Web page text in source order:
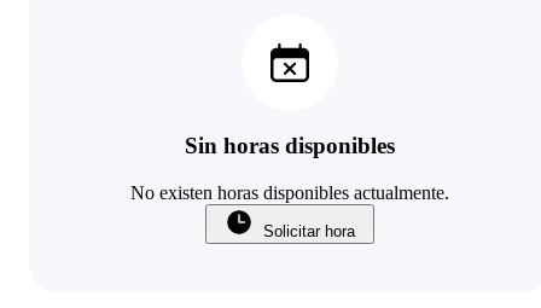
Sin horas disponibles
No existen horas disponibles actualmente.
Solicitar hora